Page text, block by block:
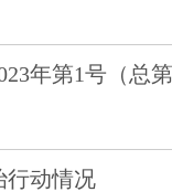
年第1号（总第
行动情况